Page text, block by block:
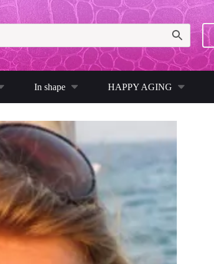
In shape HAPPY AGING